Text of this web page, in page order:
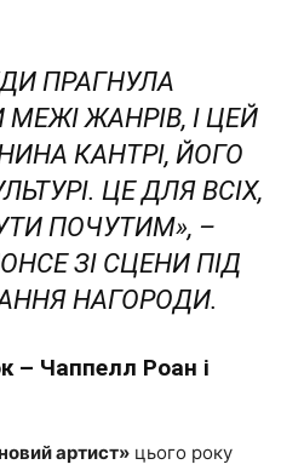
ПРАГНУЛА
ЖАНРІВ, І ЦЕЙ
КАНТРІ, ЙОГО
ЦЕ ДЛЯ ВСІХ,
ПОЧУТИМ», –
ЗІ СЦЕНИ ПІД
НАГОРОДИ.
– Чаппелл Роан і
артист» цього року